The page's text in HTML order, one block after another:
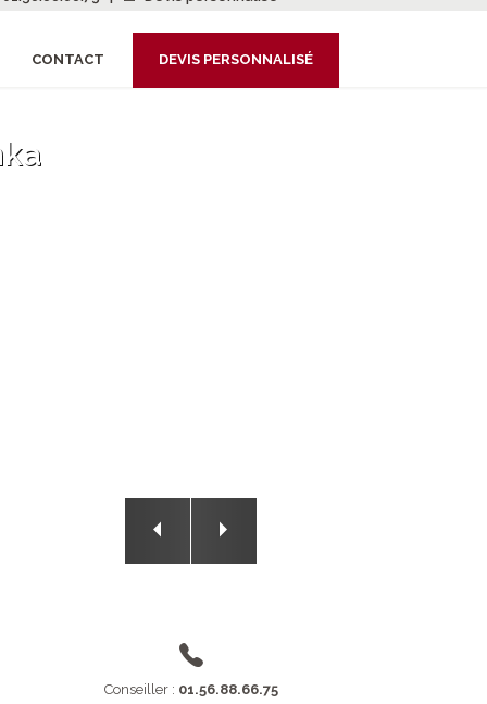
CONTACT DEVIS PERSONNALISÉ
Conseiller : 01.56.88.66.75